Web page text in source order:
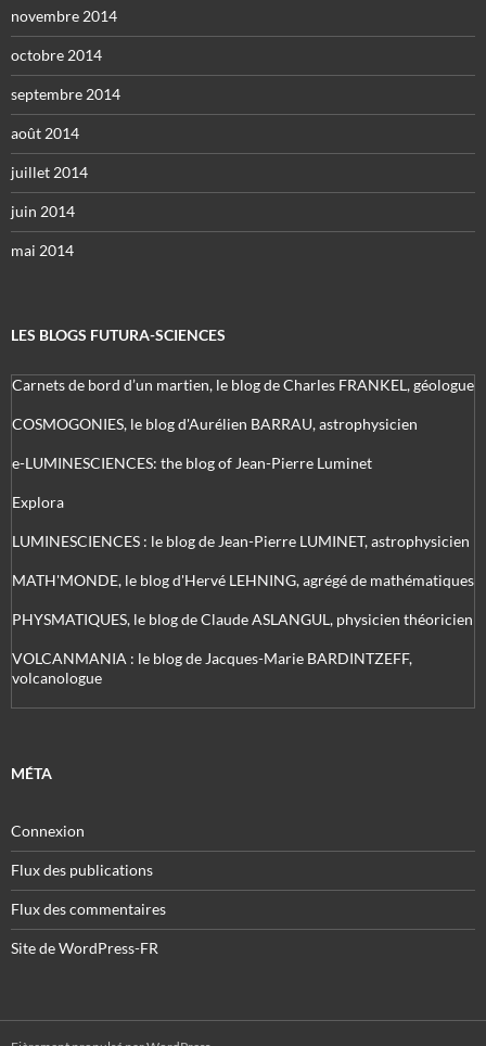
novembre 2014
octobre 2014
septembre 2014
août 2014
juillet 2014
juin 2014
mai 2014
LES BLOGS FUTURA-SCIENCES
Carnets de bord d’un martien, le blog de Charles FRANKEL, géologue
COSMOGONIES, le blog d'Aurélien BARRAU, astrophysicien
e-LUMINESCIENCES: the blog of Jean-Pierre Luminet
Explora
LUMINESCIENCES : le blog de Jean-Pierre LUMINET, astrophysicien
MATH'MONDE, le blog d'Hervé LEHNING, agrégé de mathématiques
PHYSMATIQUES, le blog de Claude ASLANGUL, physicien théoricien
VOLCANMANIA : le blog de Jacques-Marie BARDINTZEFF,
volcanologue
MÉTA
Connexion
Flux des publications
Flux des commentaires
Site de WordPress-FR